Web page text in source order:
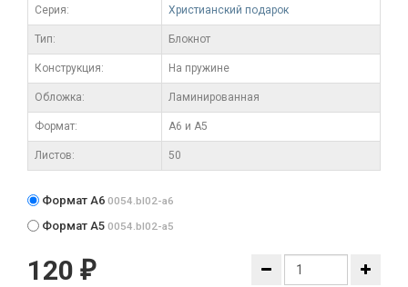
Серия: Христианский подарок
Тип: Блокнот
Конструкция: На пружине
Обложка: Ламинированная
Формат: А6 и А5
Листов: 50
Формат А6 0054.bl02-a6
Формат А5 0054.bl02-a5
120 ₽